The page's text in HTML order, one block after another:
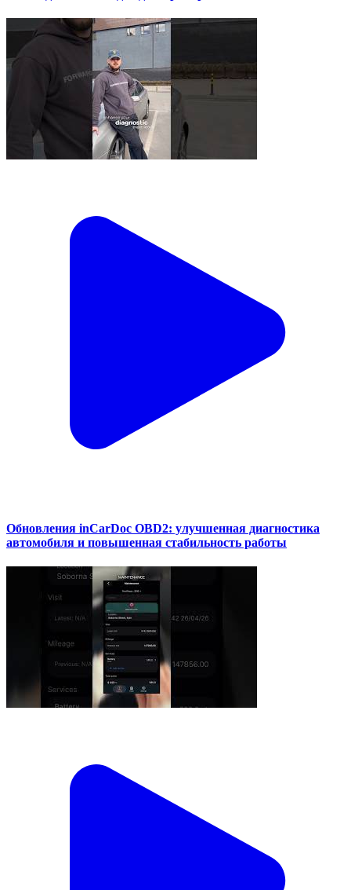
Обновления inCarDoc OBD2: улучшенная диагностика
автомобиля и повышенная стабильность работы